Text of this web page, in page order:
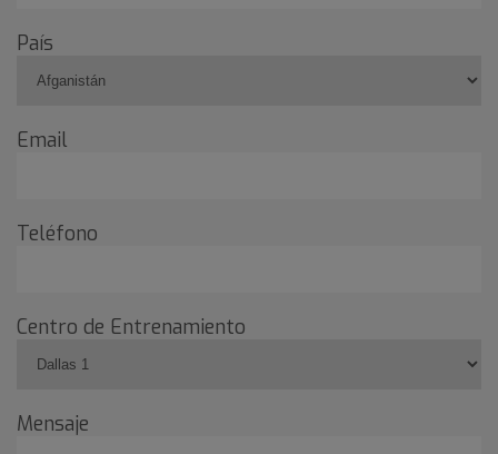
País
Email
Teléfono
Centro de Entrenamiento
Mensaje